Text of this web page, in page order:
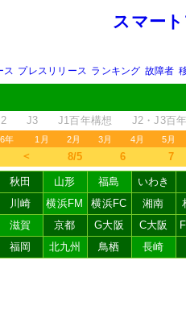
スマー
ス プレスリリース ランキング 故障者
J3 J1百年構想 J2・J3百
年 1月 2月 3月 4月 5月
＜ 8/5 6 7
秋田 山形 福島
いわき
川崎 横浜FM 横浜FC 湘南
滋賀 京都 G大阪 C大阪
福岡 北九州 鳥栖 長崎